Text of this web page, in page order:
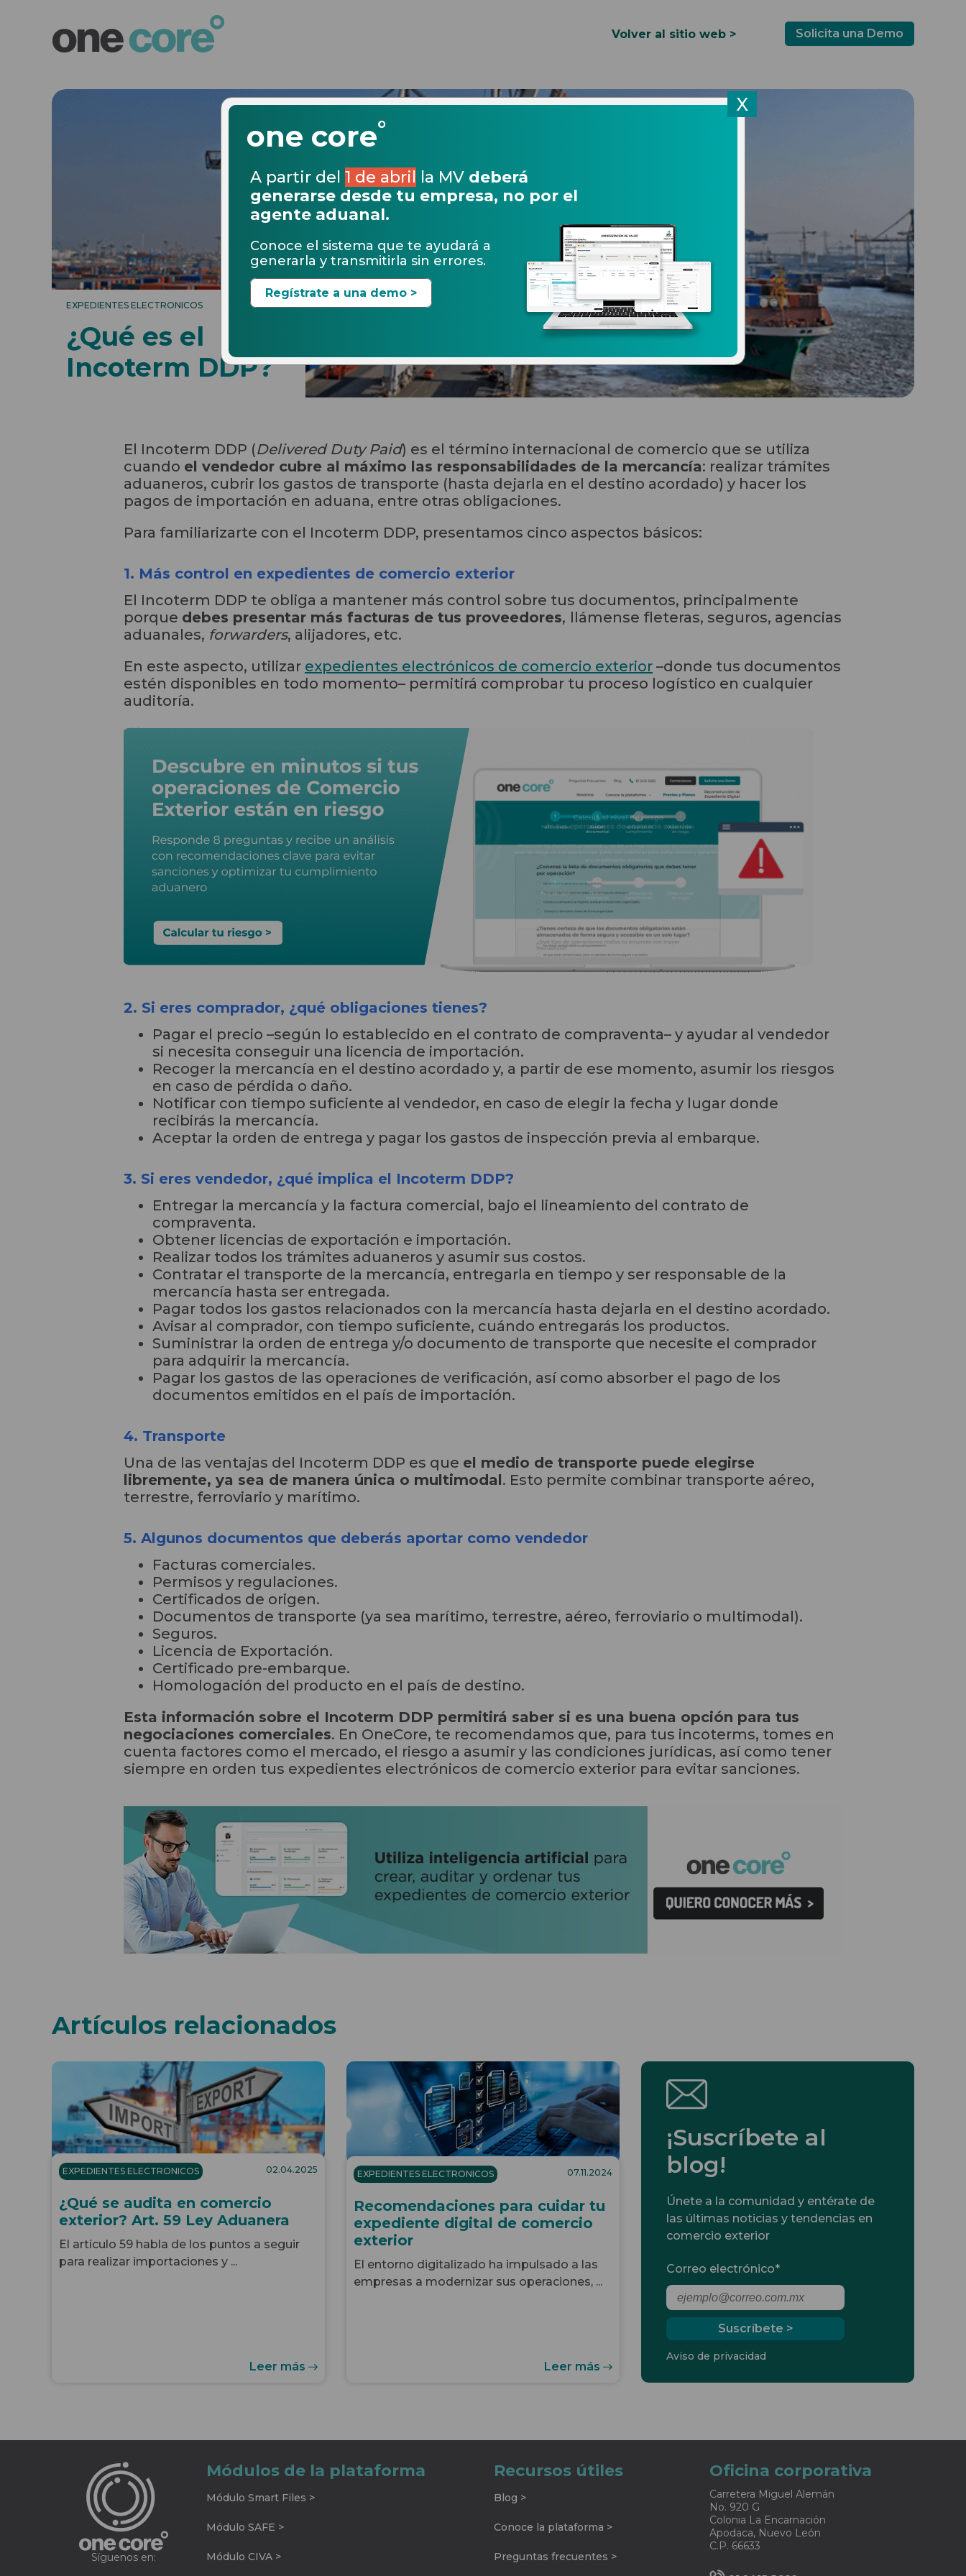
Volver al sitio web > Solicita una Demo
EXPEDIENTES ELECTRONICOS 03.02.2017
¿Qué es el
Incoterm DDP?
El Incoterm DDP (Delivered Duty Paid) es el término internacional de comercio que se utiliza
cuando el vendedor cubre al máximo las responsabilidades de la mercancía: realizar trámites
aduaneros, cubrir los gastos de transporte (hasta dejarla en el destino acordado) y hacer los
pagos de importación en aduana, entre otras obligaciones.
Para familiarizarte con el Incoterm DDP, presentamos cinco aspectos básicos:
1. Más control en expedientes de comercio exterior
El Incoterm DDP te obliga a mantener más control sobre tus documentos, principalmente
porque debes presentar más facturas de tus proveedores, llámense fleteras, seguros, agencias
aduanales, forwarders, alijadores, etc.
En este aspecto, utilizar expedientes electrónicos de comercio exterior –donde tus documentos
estén disponibles en todo momento– permitirá comprobar tu proceso logístico en cualquier
auditoría.
2. Si eres comprador, ¿qué obligaciones tienes?
Pagar el precio –según lo establecido en el contrato de compraventa– y ayudar al vendedor
si necesita conseguir una licencia de importación.
Recoger la mercancía en el destino acordado y, a partir de ese momento, asumir los riesgos
en caso de pérdida o daño.
Notificar con tiempo suficiente al vendedor, en caso de elegir la fecha y lugar donde
recibirás la mercancía.
Aceptar la orden de entrega y pagar los gastos de inspección previa al embarque.
3. Si eres vendedor, ¿qué implica el Incoterm DDP?
Entregar la mercancía y la factura comercial, bajo el lineamiento del contrato de
compraventa.
Obtener licencias de exportación e importación.
Realizar todos los trámites aduaneros y asumir sus costos.
Contratar el transporte de la mercancía, entregarla en tiempo y ser responsable de la
mercancía hasta ser entregada.
Pagar todos los gastos relacionados con la mercancía hasta dejarla en el destino acordado.
Avisar al comprador, con tiempo suficiente, cuándo entregarás los productos.
Suministrar la orden de entrega y/o documento de transporte que necesite el comprador
para adquirir la mercancía.
Pagar los gastos de las operaciones de verificación, así como absorber el pago de los
documentos emitidos en el país de importación.
4. Transporte
Una de las ventajas del Incoterm DDP es que el medio de transporte puede elegirse
libremente, ya sea de manera única o multimodal. Esto permite combinar transporte aéreo,
terrestre, ferroviario y marítimo.
5. Algunos documentos que deberás aportar como vendedor
Facturas comerciales.
Permisos y regulaciones.
Certificados de origen.
Documentos de transporte (ya sea marítimo, terrestre, aéreo, ferroviario o multimodal).
Seguros.
Licencia de Exportación.
Certificado pre-embarque.
Homologación del producto en el país de destino.
Esta información sobre el Incoterm DDP permitirá saber si es una buena opción para tus
negociaciones comerciales. En OneCore, te recomendamos que, para tus incoterms, tomes en
cuenta factores como el mercado, el riesgo a asumir y las condiciones jurídicas, así como tener
siempre en orden tus expedientes electrónicos de comercio exterior para evitar sanciones.
Artículos relacionados
EXPEDIENTES ELECTRONICOS 02.04.2025
¿Qué se audita en comercio
exterior? Art. 59 Ley Aduanera
El artículo 59 habla de los puntos a seguir
para realizar importaciones y ...
Leer más
EXPEDIENTES ELECTRONICOS 07.11.2024
Recomendaciones para cuidar tu
expediente digital de comercio
exterior
El entorno digitalizado ha impulsado a las
empresas a modernizar sus operaciones, ...
Leer más
¡Suscríbete al
blog!
Únete a la comunidad y entérate de
las últimas noticias y tendencias en
comercio exterior
Correo electrónico*
Aviso de privacidad
X
one core°
A partir del 1 de abril la MV deberá
generarse desde tu empresa, no por el
agente aduanal.
Conoce el sistema que te ayudará a
generarla y transmitirla sin errores.
Regístrate a una demo >
Síguenos en:
Módulos de la plataforma
Módulo Smart Files >
Módulo SAFE >
Módulo CIVA >
Recursos útiles
Blog >
Conoce la plataforma >
Preguntas frecuentes >
Oficina corporativa
Carretera Miguel Alemán
No. 920 G
Colonia La Encarnación
Apodaca, Nuevo León
C.P. 66633